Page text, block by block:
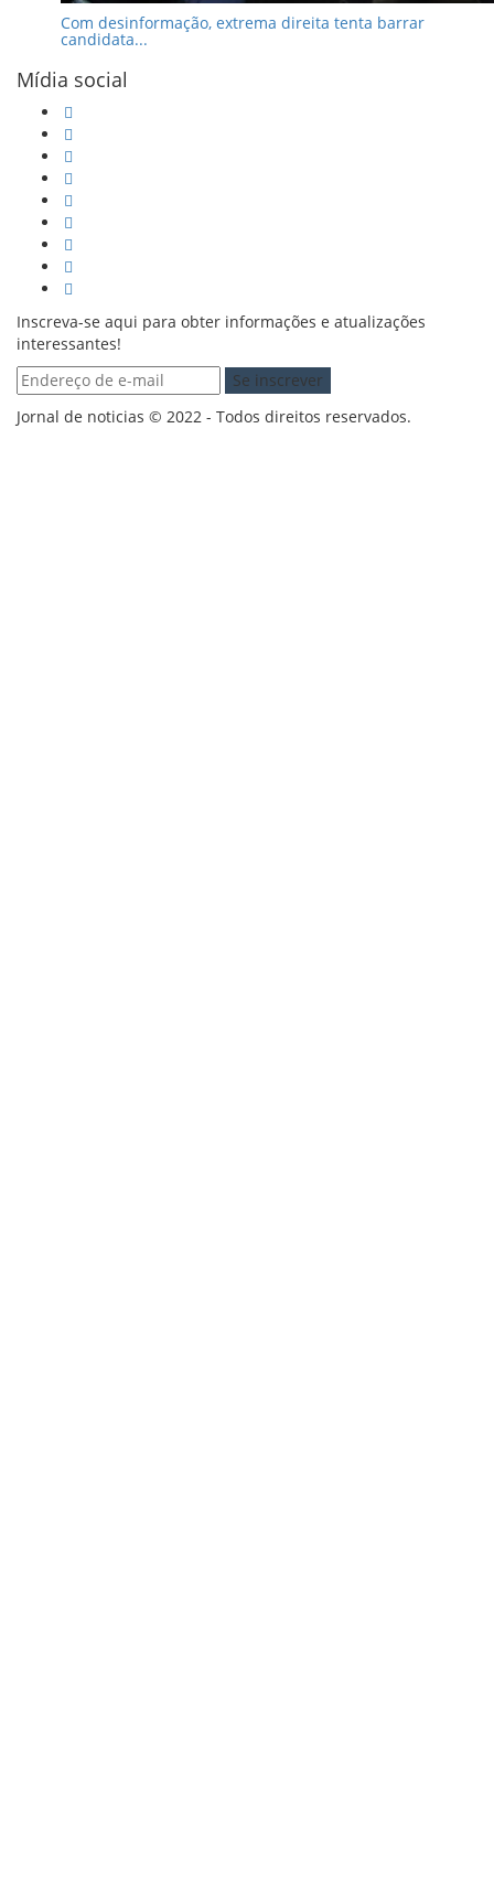
Com desinformação, extrema direita tenta barrar
candidata...
Mídia social
Inscreva-se aqui para obter informações e atualizações
interessantes!
Jornal de noticias © 2022 - Todos direitos reservados.